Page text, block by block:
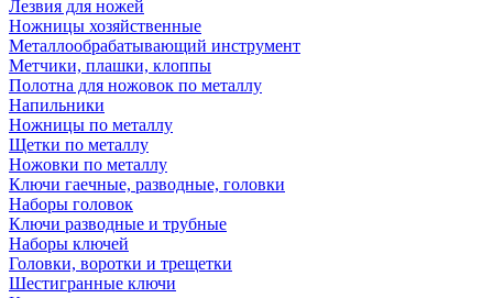
Лезвия для ножей
Ножницы хозяйственные
Металлообрабатывающий инструмент
Метчики, плашки, клоппы
Полотна для ножовок по металлу
Напильники
Ножницы по металлу
Щетки по металлу
Ножовки по металлу
Ключи гаечные, разводные, головки
Наборы головок
Ключи разводные и трубные
Наборы ключей
Головки, воротки и трещетки
Шестигранные ключи